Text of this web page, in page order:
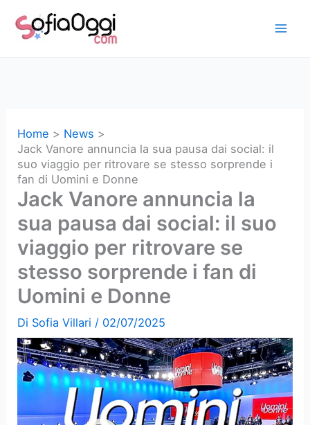
Home
News
Jack Vanore annuncia la sua pausa dai social: il
suo viaggio per ritrovare se stesso sorprende i
fan di Uomini e Donne
Jack Vanore annuncia la
sua pausa dai social: il suo
viaggio per ritrovare se
stesso sorprende i fan di
Uomini e Donne
Di Sofia Villari / 02/07/2025